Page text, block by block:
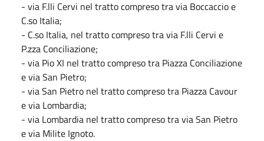
- via F.lli Cervi nel tratto compreso tra via Boccaccio e
C.so Italia;
- C.so Italia, nel tratto compreso tra via F.lli Cervi e
P.zza Conciliazione;
- via Pio XI nel tratto compreso tra Piazza Conciliazione
e via San Pietro;
- via San Pietro nel tratto compreso tra Piazza Cavour
e via Lombardia;
- via Lombardia nel tratto compreso tra via San Pietro
e via Milite Ignoto.